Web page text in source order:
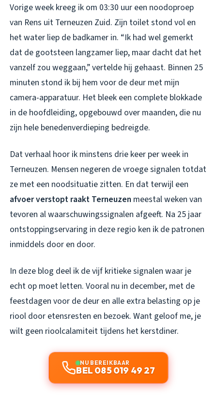
Vorige week kreeg ik om 03:30 uur een noodoproep
van Rens uit Terneuzen Zuid. Zijn toilet stond vol en
het water liep de badkamer in. “Ik had wel gemerkt
dat de gootsteen langzamer liep, maar dacht dat het
vanzelf zou weggaan,” vertelde hij gehaast. Binnen 25
minuten stond ik bij hem voor de deur met mijn
camera-apparatuur. Het bleek een complete blokkade
in de hoofdleiding, opgebouwd over maanden, die nu
zijn hele benedenverdieping bedreigde.
Dat verhaal hoor ik minstens drie keer per week in
Terneuzen. Mensen negeren de vroege signalen totdat
ze met een noodsituatie zitten. En dat terwijl een
afvoer verstopt raakt Terneuzen meestal weken van
tevoren al waarschuwingssignalen afgeeft. Na 25 jaar
ontstoppingservaring in deze regio ken ik de patronen
inmiddels door en door.
In deze blog deel ik de vijf kritieke signalen waar je
echt op moet letten. Vooral nu in december, met de
feestdagen voor de deur en alle extra belasting op je
riool door etensresten en bezoek. Want geloof me, je
wilt geen rioolcalamiteit tijdens het kerstdiner.
NU BEREIKBAAR
BEL 085 019 49 27